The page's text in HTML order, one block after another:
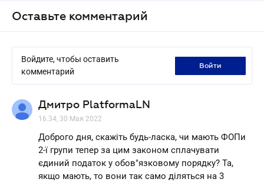
Оставьте комментарий
Войдите, чтобы оставить
комментарий
войти
Дмитро PlatformaLN
16.34, 30 Мая 2022
Доброго дня, скажіть будь-ласка, чи мають ФОПи
2-ї групи тепер за цим законом сплачувати
єдиний податок у обов"язковому порядку? Та,
якщо мають, то вони так само діляться на 3